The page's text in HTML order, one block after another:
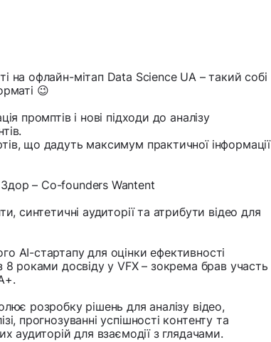
на офлайн-мітап Data Science UA – такий собі
😉
промптів і нові підходи до аналізу
що дадуть максимум практичної інформації
Здор – Co-founders Wantent
синтетичні аудиторії та атрибути відео для
AI-стартапу для оцінки ефективності
8 роками досвіду у VFX – зокрема брав участь
розробку рішень для аналізу відео,
прогнозуванні успішності контенту та
аудиторій для взаємодії з глядачами.